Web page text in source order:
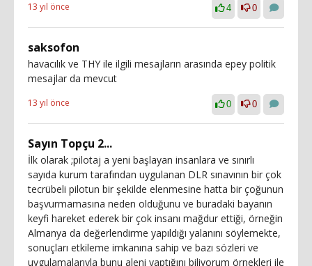
13 yıl önce 4 0
saksofon
havacılık ve THY ile ilgili mesajların arasında epey politik
mesajlar da mevcut
13 yıl önce 0 0
Sayın Topçu 2...
İlk olarak ;pilotaj a yeni başlayan insanlara ve sınırlı
sayıda kurum tarafından uygulanan DLR sınavının bir çok
tecrübeli pilotun bir şekilde elenmesine hatta bir çoğunun
başvurmamasına neden olduğunu ve buradaki bayanın
keyfi hareket ederek bir çok insanı mağdur ettiği, örneğin
Almanya da değerlendirme yapıldığı yalanını söylemekte,
sonuçları etkileme imkanına sahip ve bazı sözleri ve
uygulamalarıyla bunu aleni yaptığını biliyorum örnekleri ile